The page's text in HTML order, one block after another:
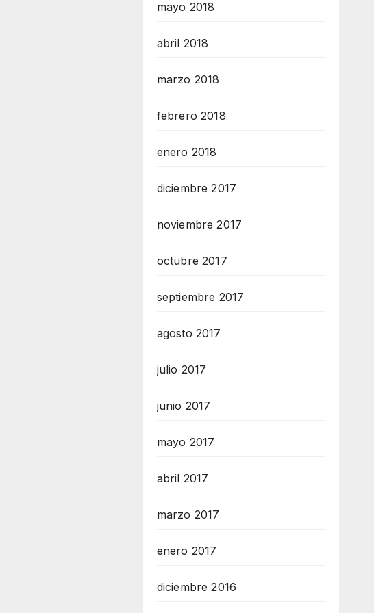
mayo 2018
abril 2018
marzo 2018
febrero 2018
enero 2018
diciembre 2017
noviembre 2017
octubre 2017
septiembre 2017
agosto 2017
julio 2017
junio 2017
mayo 2017
abril 2017
marzo 2017
enero 2017
diciembre 2016